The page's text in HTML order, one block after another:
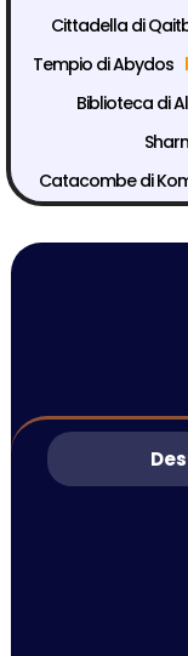
Cittadella di
Tempio di Abydos
Biblioteca di
Catacombe di